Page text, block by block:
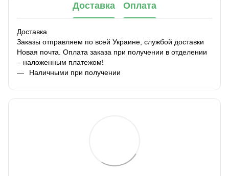
Доставка Оплата
Доставка
Заказы отправляем по всей Украине, службой доставки
Новая почта. Оплата заказа при получении в отделении
– наложенным платежом!
Наличными при получении